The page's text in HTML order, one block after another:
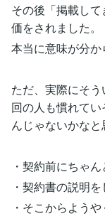
その後「掲載し
価をされました。
本当に意味が分か
ただ、実際にそ
回の人も慣れて
んじゃないかなと
・契約前にちゃ
・契約書の説明
・そこからよう